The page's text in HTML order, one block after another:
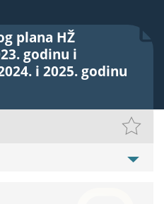
plana HŽ
godinu i
i 2025. godinu